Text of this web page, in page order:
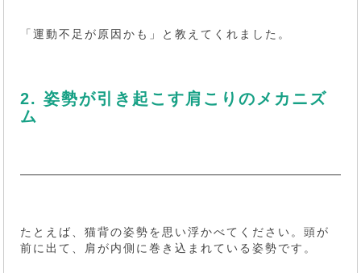
「運動不足が原因かも」と教えてくれました。
2. 姿勢が引き起こす肩こりのメカニズ
ム
たとえば、猫背の姿勢を思い浮かべてください。頭が
前に出て、肩が内側に巻き込まれている姿勢です。